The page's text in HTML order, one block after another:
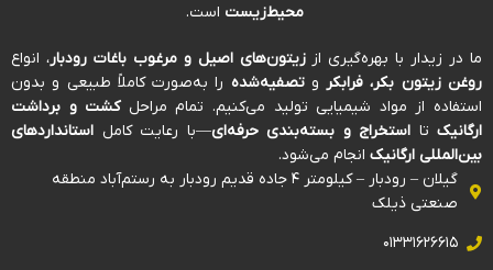
محیط‌زیست است.
ما در زیدار با بهره‌گیری اززیتون‌های اصیل و مرغوب باغات رودبار، انواع
روغن زیتون بکر، فرابکر وتصفیه‌شده را به‌صورت کاملاً طبیعی و بدون
استفاده از مواد شیمیایی تولید می‌کنیم. تمام مراحلکشت و برداشت
ارگانیک تا استخراج و بسته‌بندی حرفه‌ای—با رعایت کامل استانداردهای
بین‌المللی ارگانیک انجام می‌شود.
گیلان – رودبار – کیلومتر ۴ جاده قدیم رودبار به رستم‌آباد منطقه
صنعتی ذیلک
۰۱۳۳۱۶۲۶۶۱۵